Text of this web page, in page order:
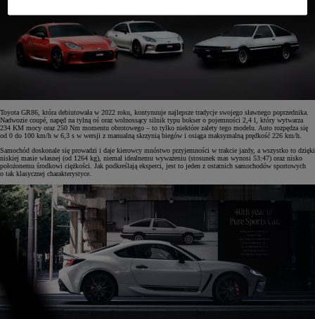
Toyota GR86, która debiutowała w 2022 roku, kontynuuje najlepsze tradycje swojego sławnego poprzednika.
Nadwozie coupé, napęd na tylną oś oraz wolnossący silnik typu bokser o pojemności 2,4 l, który wytwarza
234 KM mocy oraz 250 Nm momentu obrotowego – to tylko niektóre zalety tego modelu. Auto rozpędza się
od 0 do 100 km/h w 6,3 s w wersji z manualną skrzynią biegów i osiąga maksymalną prędkość 226 km/h.
Samochód doskonale się prowadzi i daje kierowcy mnóstwo przyjemności w trakcie jazdy, a wszystko to dzięki
niskiej masie własnej (od 1264 kg), niemal idealnemu wyważeniu (stosunek mas wynosi 53:47) oraz nisko
położonemu środkowi ciężkości. Jak podkreślają eksperci, jest to jeden z ostatnich samochodów sportowych
o tak klasycznej charakterystyce.